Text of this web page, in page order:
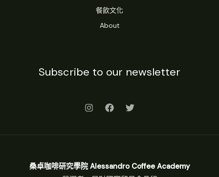
餐飲文化
About
Subscribe to our newsletter
桑卓咖啡研究學院 Alessandro Coffee Academy